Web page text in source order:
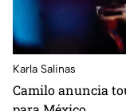
Karla Salinas
Camilo anuncia